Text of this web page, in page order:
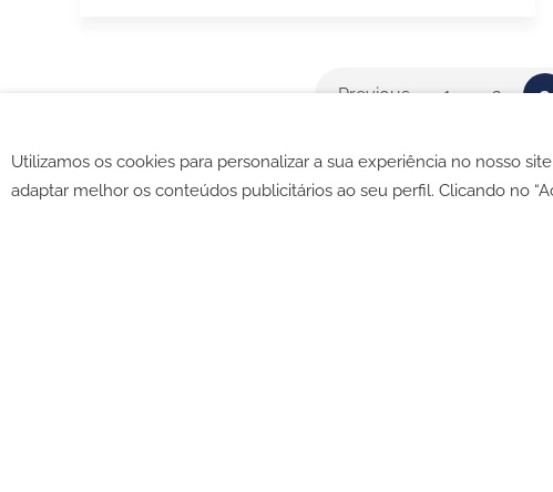
Previous 1 2 3
-
Utilizamos os cookies para personalizar a sua experiência no nosso
adaptar melhor os conteúdos publicitários ao seu perfil. Clicando no